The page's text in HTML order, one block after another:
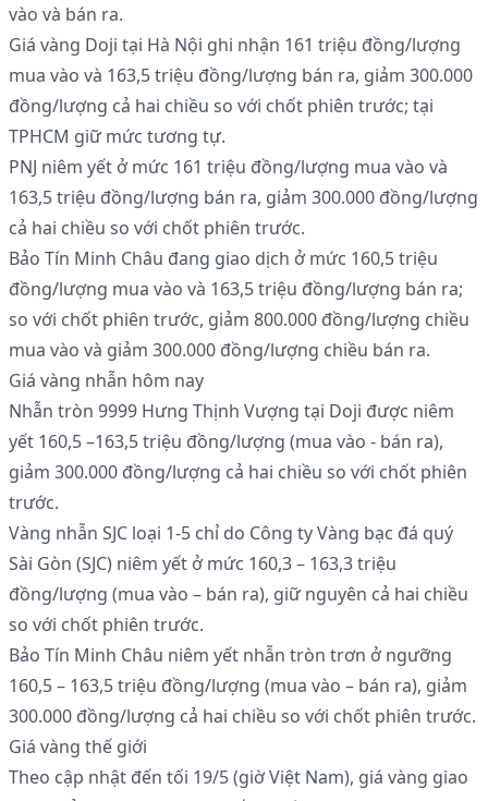
vào và bán ra.
Giá vàng Doji tại Hà Nội ghi nhận 161 triệu đồng/lượng
mua vào và 163,5 triệu đồng/lượng bán ra, giảm 300.000
đồng/lượng cả hai chiều so với chốt phiên trước; tại
TPHCM giữ mức tương tự.
PNJ niêm yết ở mức 161 triệu đồng/lượng mua vào và
163,5 triệu đồng/lượng bán ra, giảm 300.000 đồng/lượng
cả hai chiều so với chốt phiên trước.
Bảo Tín Minh Châu đang giao dịch ở mức 160,5 triệu
đồng/lượng mua vào và 163,5 triệu đồng/lượng bán ra;
so với chốt phiên trước, giảm 800.000 đồng/lượng chiều
mua vào và giảm 300.000 đồng/lượng chiều bán ra.
Giá vàng nhẫn hôm nay
Nhẫn tròn 9999 Hưng Thịnh Vượng tại Doji được niêm
yết 160,5 –163,5 triệu đồng/lượng (mua vào - bán ra),
giảm 300.000 đồng/lượng cả hai chiều so với chốt phiên
trước.
Vàng nhẫn SJC loại 1-5 chỉ do Công ty Vàng bạc đá quý
Sài Gòn (SJC) niêm yết ở mức 160,3 – 163,3 triệu
đồng/lượng (mua vào – bán ra), giữ nguyên cả hai chiều
so với chốt phiên trước.
Bảo Tín Minh Châu niêm yết nhẫn tròn trơn ở ngưỡng
160,5 – 163,5 triệu đồng/lượng (mua vào – bán ra), giảm
300.000 đồng/lượng cả hai chiều so với chốt phiên trước.
Giá vàng thế giới
Theo cập nhật đến tối 19/5 (giờ Việt Nam), giá vàng giao